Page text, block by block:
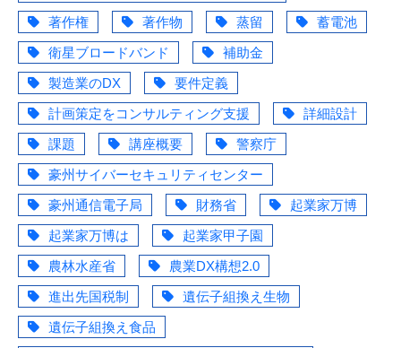
著作権
著作物 蒸留
蓄電池
衛星ブロードバンド
補助金
製造業のDX
要件定義
計画策定をコンサルティング支援
詳細設計
課題
講座概要
警察庁
豪州サイバーセキュリティセンター
豪州通信電子局
財務省
起業家万博
起業家万博は
起業家甲子園
農林水産省
農業DX構想2.0
進出先国税制
遺伝子組換え生物
遺伝子組換え食品